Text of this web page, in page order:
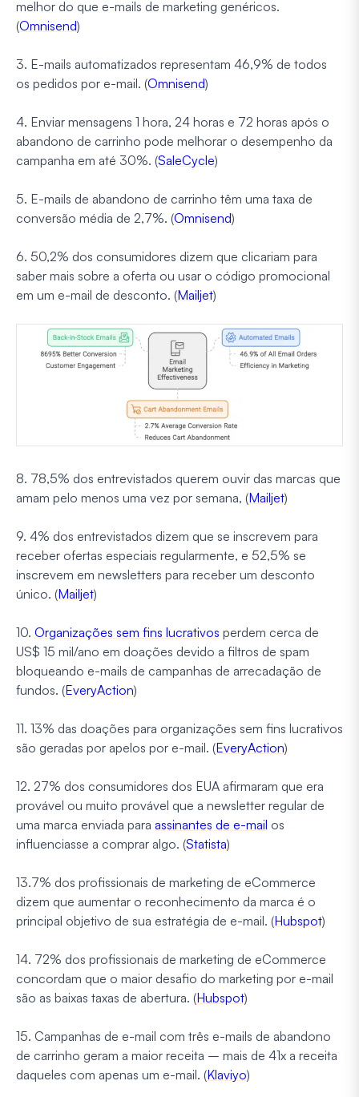
melhor do que e-mails de marketing genéricos.
(Omnisend)
3. E-mails automatizados representam 46,9% de todos
os pedidos por e-mail. (Omnisend)
4. Enviar mensagens 1 hora, 24 horas e 72 horas após o
abandono de carrinho pode melhorar o desempenho da
campanha em até 30%. (SaleCycle)
5. E-mails de abandono de carrinho têm uma taxa de
conversão média de 2,7%. (Omnisend)
6. 50,2% dos consumidores dizem que clicariam para
saber mais sobre a oferta ou usar o código promocional
em um e-mail de desconto. (Mailjet)
8. 78,5% dos entrevistados querem ouvir das marcas que
amam pelo menos uma vez por semana, (Mailjet)
9. 4% dos entrevistados dizem que se inscrevem para
receber ofertas especiais regularmente, e 52,5% se
inscrevem em newsletters para receber um desconto
único. (Mailjet)
10. Organizações sem fins lucrativos perdem cerca de
US$ 15 mil/ano em doações devido a filtros de spam
bloqueando e-mails de campanhas de arrecadação de
fundos. (EveryAction)
11. 13% das doações para organizações sem fins lucrativos
são geradas por apelos por e-mail. (EveryAction)
12. 27% dos consumidores dos EUA afirmaram que era
provável ou muito provável que a newsletter regular de
uma marca enviada para assinantes de e-mail os
influenciasse a comprar algo. (Statista)
13.7% dos profissionais de marketing de eCommerce
dizem que aumentar o reconhecimento da marca é o
principal objetivo de sua estratégia de e-mail. (Hubspot)
14. 72% dos profissionais de marketing de eCommerce
concordam que o maior desafio do marketing por e-mail
são as baixas taxas de abertura. (Hubspot)
15. Campanhas de e-mail com três e-mails de abandono
de carrinho geram a maior receita – mais de 41x a receita
daqueles com apenas um e-mail. (Klaviyo)